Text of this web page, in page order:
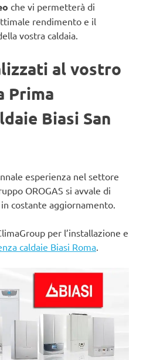
che vi permetterà di
rendimento e il
vostra caldaia.
al vostro
Prima
Biasi San
esperienza nel settore
OROGAS si avvale di
costante aggiornamento.
per l’installazione e
caldaie Biasi Roma.